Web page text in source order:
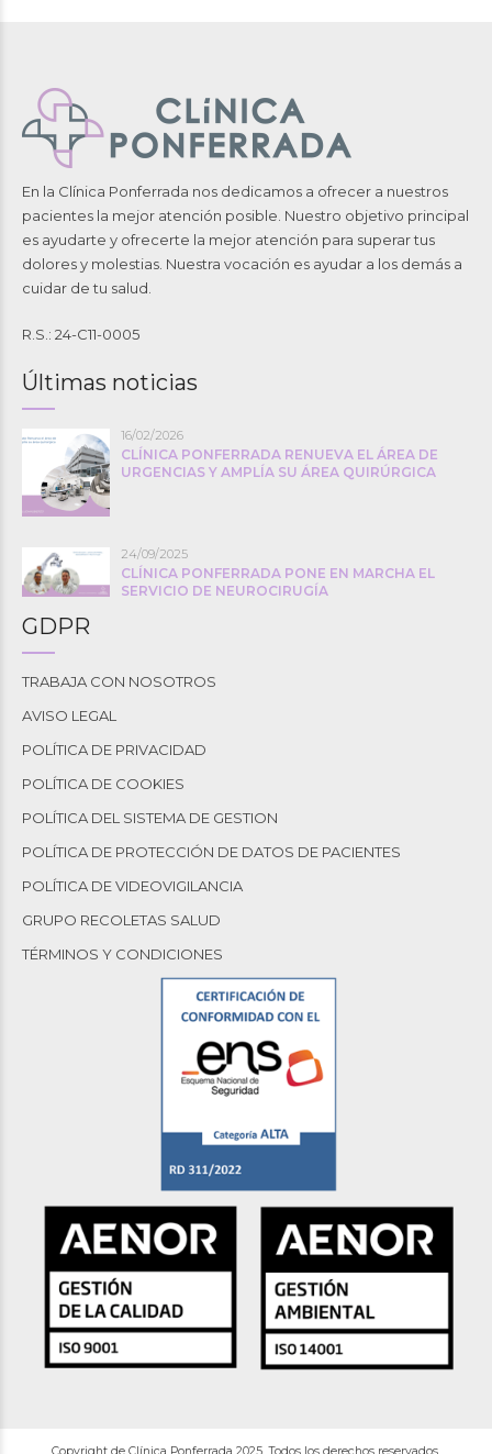
En la Clínica Ponferrada nos dedicamos a ofrecer a nuestros
pacientes la mejor atención posible. Nuestro objetivo principal
es ayudarte y ofrecerte la mejor atención para superar tus
dolores y molestias. Nuestra vocación es ayudar a los demás a
cuidar de tu salud.
R.S.: 24-C11-0005
Últimas noticias
16/02/2026
CLÍNICA PONFERRADA RENUEVA EL ÁREA DE
URGENCIAS Y AMPLÍA SU ÁREA QUIRÚRGICA
24/09/2025
CLÍNICA PONFERRADA PONE EN MARCHA EL
SERVICIO DE NEUROCIRUGÍA
GDPR
TRABAJA CON NOSOTROS
AVISO LEGAL
POLÍTICA DE PRIVACIDAD
POLÍTICA DE COOKIES
POLÍTICA DEL SISTEMA DE GESTION
POLÍTICA DE PROTECCIÓN DE DATOS DE PACIENTES
POLÍTICA DE VIDEOVIGILANCIA
GRUPO RECOLETAS SALUD
TÉRMINOS Y CONDICIONES
Copyright de Clínica Ponferrada 2025. Todos los derechos reservados.